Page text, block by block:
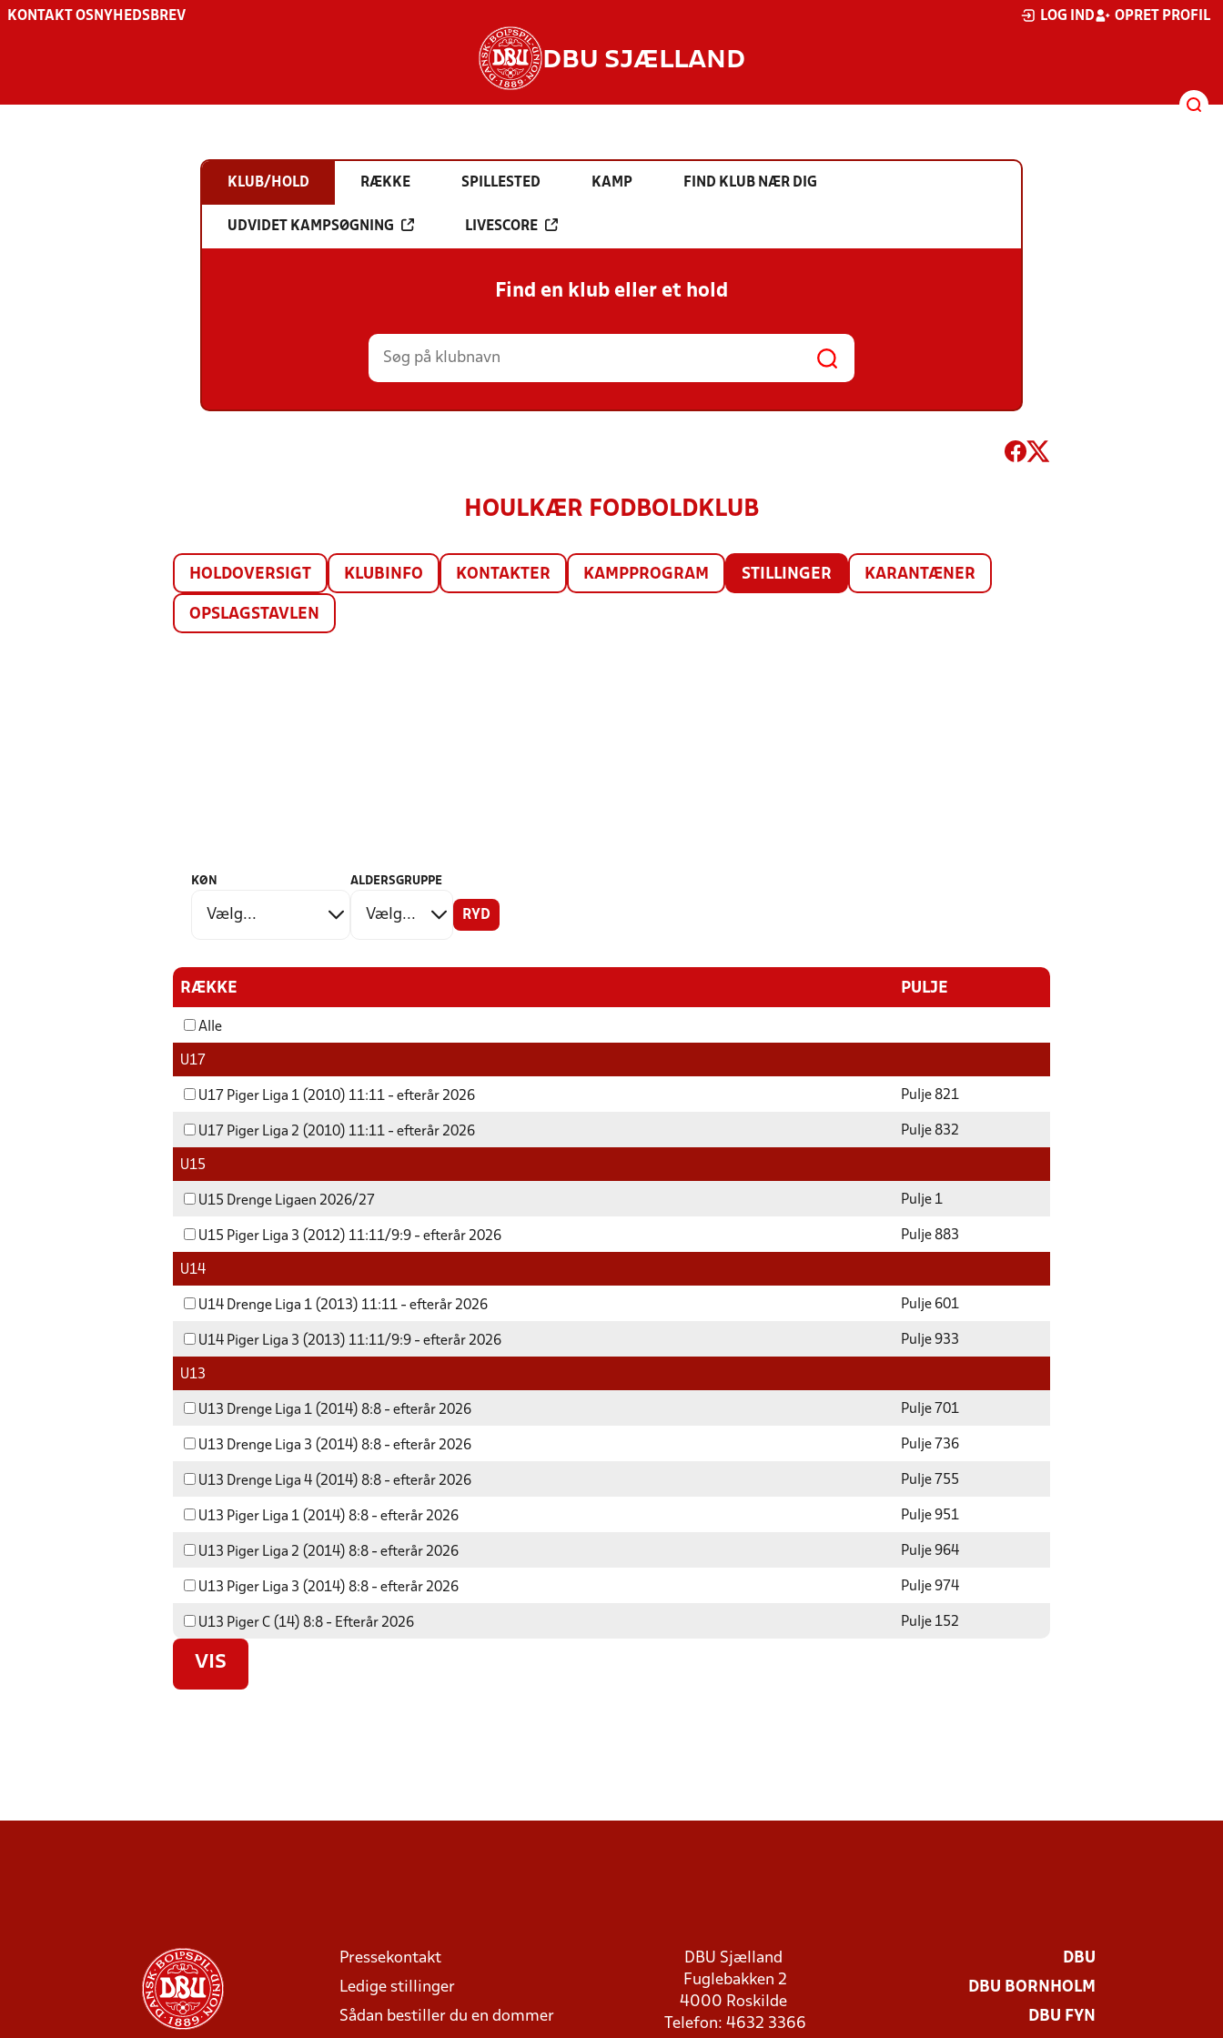
KONTAKT OS NYHEDSBREV LOG IND OPRET PROFIL
DBU SJÆLLAND
KLUB/HOLD RÆKKE SPILLESTED KAMP FIND KLUB NÆR DIG
UDVIDET KAMPSØGNING LIVESCORE
Find en klub eller et hold
HOULKÆR FODBOLDKLUB
HOLDOVERSIGT KLUBINFO KONTAKTER KAMPPROGRAM STILLINGER KARANTÆNER
OPSLAGSTAVLEN
KØN ALDERSGRUPPE
RYD
RÆKKE PULJE
Alle
U17
U17 Piger Liga 1 (2010) 11:11 - efterår 2026 Pulje 821
U17 Piger Liga 2 (2010) 11:11 - efterår 2026 Pulje 832
U15
U15 Drenge Ligaen 2026/27 Pulje 1
U15 Piger Liga 3 (2012) 11:11/9:9 - efterår 2026 Pulje 883
U14
U14 Drenge Liga 1 (2013) 11:11 - efterår 2026 Pulje 601
U14 Piger Liga 3 (2013) 11:11/9:9 - efterår 2026 Pulje 933
U13
U13 Drenge Liga 1 (2014) 8:8 - efterår 2026 Pulje 701
U13 Drenge Liga 3 (2014) 8:8 - efterår 2026 Pulje 736
U13 Drenge Liga 4 (2014) 8:8 - efterår 2026 Pulje 755
U13 Piger Liga 1 (2014) 8:8 - efterår 2026 Pulje 951
U13 Piger Liga 2 (2014) 8:8 - efterår 2026 Pulje 964
U13 Piger Liga 3 (2014) 8:8 - efterår 2026 Pulje 974
U13 Piger C (14) 8:8 - Efterår 2026 Pulje 152
VIS
Pressekontakt
Ledige stillinger
Sådan bestiller du en dommer
DBU Sjælland
Fuglebakken 2
4000 Roskilde
Telefon: 4632 3366
DBU
DBU BORNHOLM
DBU FYN